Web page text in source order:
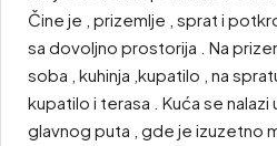
Čine je , prizemlje , sprat i
sa dovoljno prostorija . Na
soba , kuhinja ,kupatilo , na
kupatilo i terasa . Kuća se nalazi
glavnog puta , gde je izuzetno